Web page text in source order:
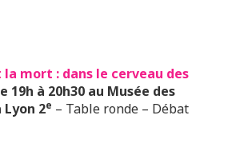
mort : dans le cerveau des
19h à 20h30 au Musée des
Lyon 2e – Table ronde – Débat